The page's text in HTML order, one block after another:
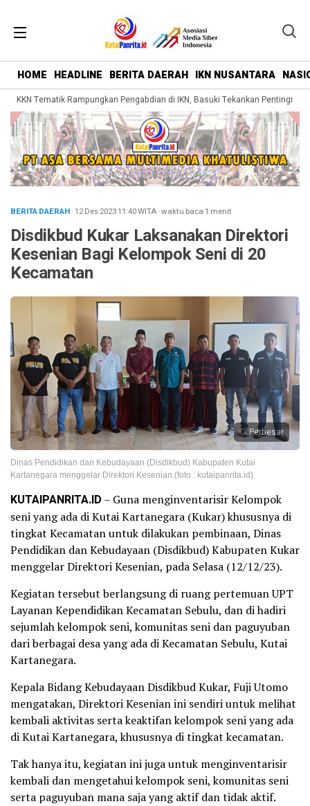
HOME HEADLINE BERITA DAERAH IKN NUSANTARA
KKN Tematik Rampungkan Pengabdian di IKN, Basuki Tekankan Pentingnya
BERITA DAERAH· 12 Des 202311:40WITA·waktu baca 1 menit
Disdikbud Kukar Laksanakan Direktori
Kesenian Bagi Kelompok Seni di 20
Kecamatan
Perbesar
Dinas Pendidikan dan Kebudayaan (Disdikbud) Kabupaten Kutai
Kartanegara menggelar Direktori Kesenian.(foto : kutaipanrita.id)
KUTAIPANRITA.ID – Guna menginventarisir Kelompok
seni yang ada di Kutai Kartanegara (Kukar) khususnya di
tingkat Kecamatan untuk dilakukan pembinaan, Dinas
Pendidikan dan Kebudayaan (Disdikbud) Kabupaten Kukar
menggelar Direktori Kesenian, pada Selasa (12/12/23).
Kegiatan tersebut berlangsung di ruang pertemuan UPT
Layanan Kependidikan Kecamatan Sebulu, dan di hadiri
sejumlah kelompok seni, komunitas seni dan paguyuban
dari berbagai desa yang ada di Kecamatan Sebulu, Kutai
Kartanegara.
Kepala Bidang Kebudayaan Disdikbud Kukar, Fuji Utomo
mengatakan, Direktori Kesenian ini sendiri untuk melihat
kembali aktivitas serta keaktifan kelompok seni yang ada
di Kutai Kartanegara, khususnya di tingkat kecamatan.
Tak hanya itu, kegiatan ini juga untuk menginventarisir
kembali dan mengetahui kelompok seni, komunitas seni
serta paguyuban mana saja yang aktif dan tidak aktif.